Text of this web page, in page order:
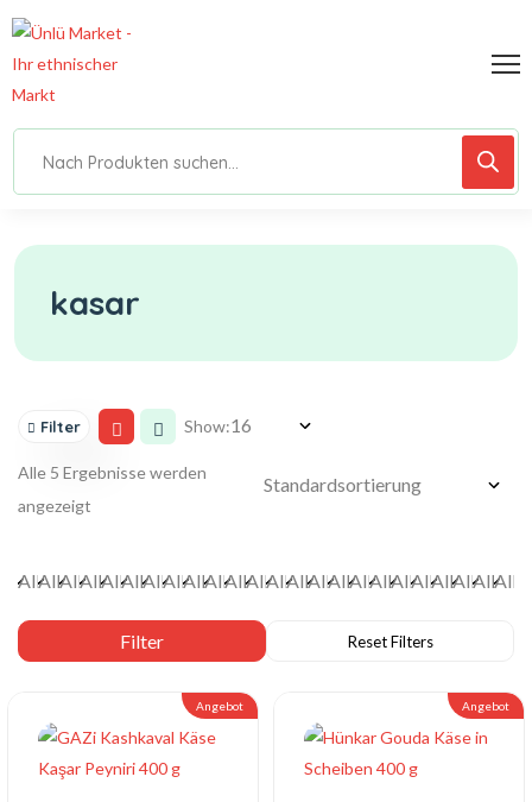
kasar
Filter Show:
Alle 5 Ergebnisse werden
angezeigt
Angebot Angebot